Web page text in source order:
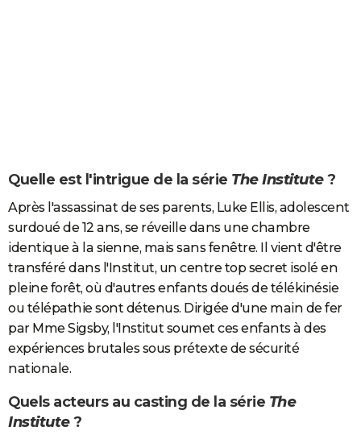
Quelle est l'intrigue de la série The Institute?
Après l'assassinat de ses parents, Luke Ellis, adolescent
surdoué de 12 ans, se réveille dans une chambre
identique à la sienne, mais sans fenêtre. Il vient d'être
transféré dans l'Institut, un centre top secret isolé en
pleine forêt, où d'autres enfants doués de télékinésie
ou télépathie sont détenus. Dirigée d'une main de fer
par Mme Sigsby, l'Institut soumet ces enfants à des
expériences brutales sous prétexte de sécurité
nationale.
Quels acteurs au casting de la série The
Institute?